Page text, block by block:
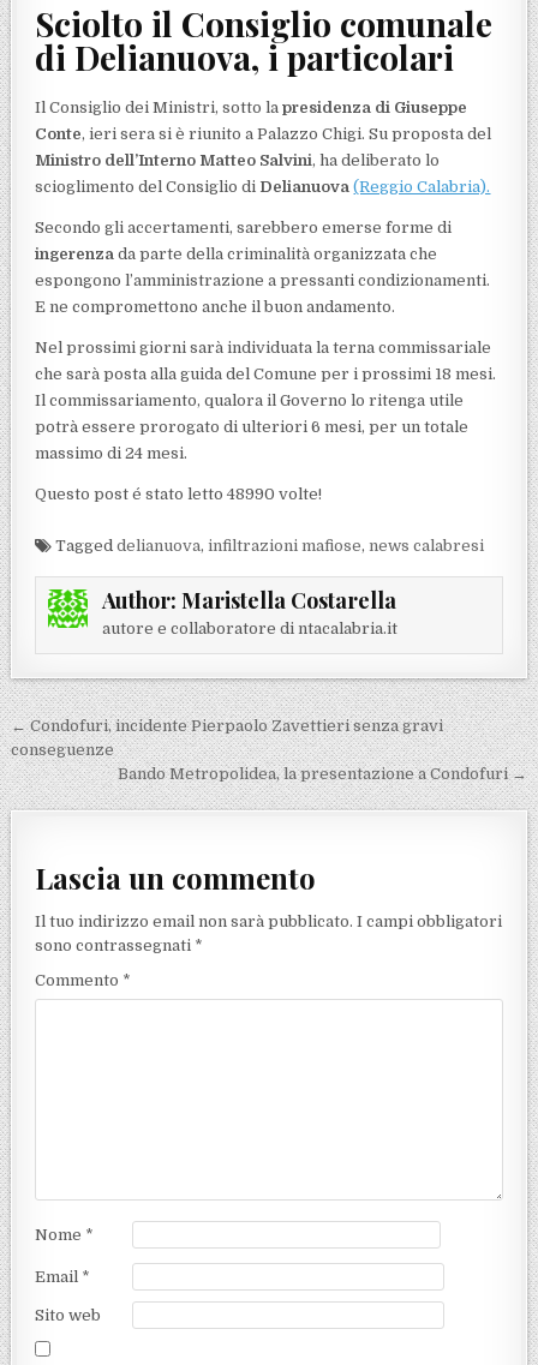
Sciolto il Consiglio comunale
di Delianuova, i particolari
Il Consiglio dei Ministri, sotto lapresidenza di Giuseppe
Conte, ieri sera si è riunito a Palazzo Chigi. Su proposta del
Ministro dell’Interno Matteo Salvini, ha deliberato lo
scioglimento del Consiglio di Delianuova (Reggio Calabria).
Secondo gli accertamenti, sarebbero emerse forme di
ingerenza da parte della criminalità organizzata che
espongono l’amministrazione a pressanti condizionamenti.
E ne compromettono anche il buon andamento.
Nel prossimi giorni sarà individuata la terna commissariale
che sarà posta alla guida del Comune per i prossimi 18 mesi.
Il commissariamento, qualora il Governo lo ritenga utile
potrà essere prorogato di ulteriori 6 mesi, per un totale
massimo di 24 mesi.
Questo post é stato letto 48990 volte!
Taggeddelianuova,infiltrazioni mafiose,news calabresi
Author: Maristella Costarella
autore e collaboratore di ntacalabria.it
Navigazione articoli
← Condofuri, incidente Pierpaolo Zavettieri senza gravi
conseguenze
Bando Metropolidea, la presentazione a Condofuri →
Lascia un commento
Il tuo indirizzo email non sarà pubblicato. I campi obbligatori
sono contrassegnati *
Commento *
Nome *
Email *
Sito web